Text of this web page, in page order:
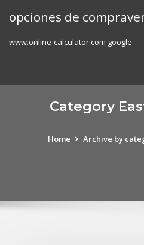
opciones de
www.online-calculator.com google
Category
Home Archive by